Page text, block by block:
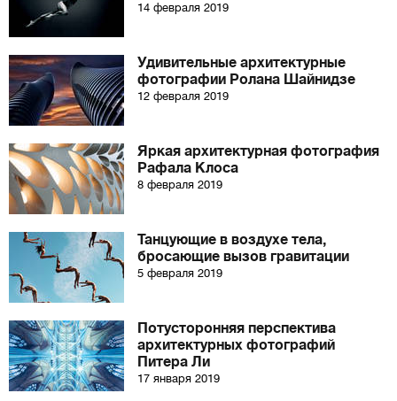
14 февраля 2019
Удивительные архитектурные
фотографии Ролана Шайнидзе
12 февраля 2019
Яркая архитектурная фотография
Рафала Клоса
8 февраля 2019
Танцующие в воздухе тела,
бросающие вызов гравитации
5 февраля 2019
Потусторонняя перспектива
архитектурных фотографий
Питера Ли
17 января 2019